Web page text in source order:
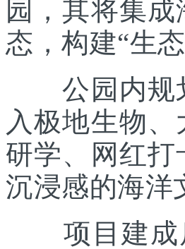
园，其将集
态，构建“生
公园内规划
入极地生物
研学、网红
沉浸感的海洋
项目建成后